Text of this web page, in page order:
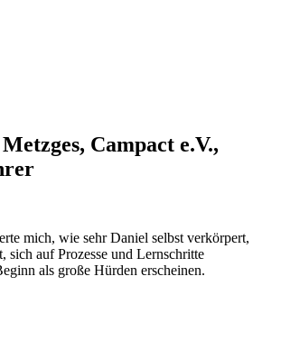
Campact e.V.,
mich, wie sehr Daniel selbst verkörpert,
sich auf Prozesse und Lernschritte
als große Hürden erscheinen.